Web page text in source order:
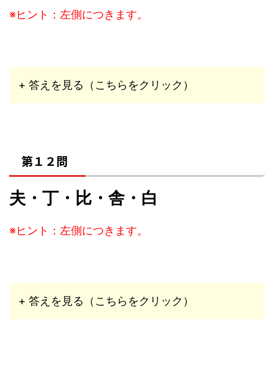
※ヒント：左側につきます。
+ 答えを見る（こちらをクリック）
第１２問
夫・丁・比・舎・白
※ヒント：左側につきます。
+ 答えを見る（こちらをクリック）